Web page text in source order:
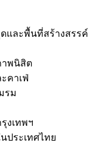
และพื้นที่สร้างสรรค์
พนิสิต
คาเฟ่
รม
งเทพฯ
ประเทศไทย